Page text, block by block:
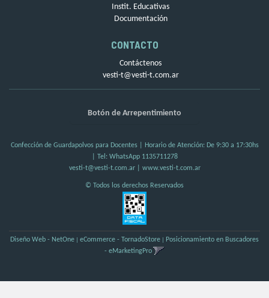
Instit. Educativas
Documentación
CONTACTO
Contáctenos
vesti-t@vesti-t.com.ar
Botón de Arrepentimiento
Confección de Guardapolvos para Docentes | Horario de Atención: De 9:30 a 17:30hs
| Tel: WhatsApp 1135711278
vesti-t@vesti-t.com.ar| www.vesti-t.com.ar
© Todos los derechos Reservados
Diseño Web - NetOne eCommerce - TornadoStore
Posicionamiento en Buscadores
- eMarketingPro